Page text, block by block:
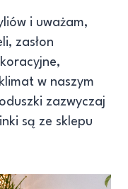
i uważam,
zasłon
w naszym
zazwyczaj
są ze sklepu